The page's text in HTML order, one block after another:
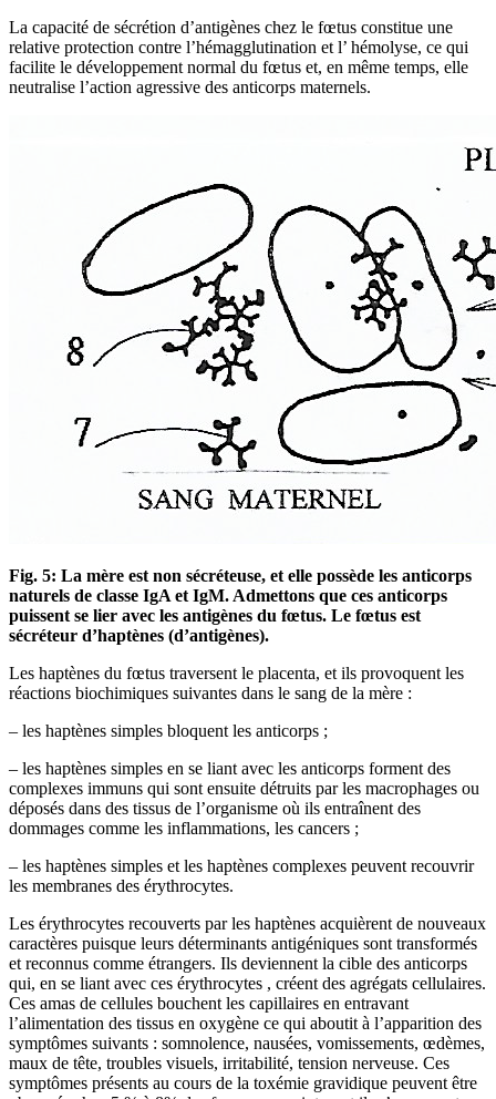
La capacité de sécrétion d’antigènes chez le fœtus constitue une
relative protection contre l’hémagglutination et l’ hémolyse, ce qui
facilite le développement normal du fœtus et, en même temps, elle
neutralise l’action agressive des anticorps maternels.
Fig. 5: La mère est non sécréteuse, et elle possède les anticorps
naturels de classe IgA et IgM. Admettons que ces anticorps
puissent se lier avec les antigènes du fœtus. Le fœtus est
sécréteur d’haptènes (d’antigènes).
Les haptènes du fœtus traversent le placenta, et ils provoquent les
réactions biochimiques suivantes dans le sang de la mère :
– les haptènes simples bloquent les anticorps ;
– les haptènes simples en se liant avec les anticorps forment des
complexes immuns qui sont ensuite détruits par les macrophages ou
déposés dans des tissus de l’organisme où ils entraînent des
dommages comme les inflammations, les cancers ;
– les haptènes simples et les haptènes complexes peuvent recouvrir
les membranes des érythrocytes.
Les érythrocytes recouverts par les haptènes acquièrent de nouveaux
caractères puisque leurs déterminants antigéniques sont transformés
et reconnus comme étrangers. Ils deviennent la cible des anticorps
qui, en se liant avec ces érythrocytes , créent des agrégats cellulaires.
Ces amas de cellules bouchent les capillaires en entravant
l’alimentation des tissus en oxygène ce qui aboutit à l’apparition des
symptômes suivants : somnolence, nausées, vomissements, œdèmes,
maux de tête, troubles visuels, irritabilité, tension nerveuse. Ces
symptômes présents au cours de la toxémie gravidique peuvent être